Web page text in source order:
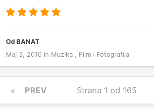
OdBANAT
Maj 3, 2010 in Muzika , Film i Fotografija
PREV Strana 1 od 165